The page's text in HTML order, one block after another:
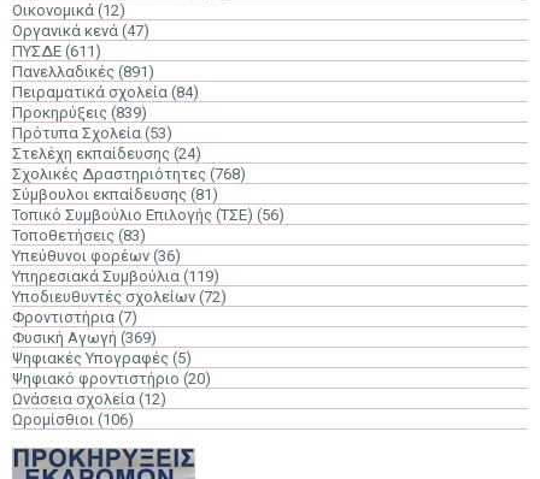
Οικονομικά (12)
Οργανικά κενά (47)
ΠΥΣΔΕ (611)
Πανελλαδικές (891)
Πειραματικά σχολεία (84)
Προκηρύξεις (839)
Πρότυπα Σχολεία (53)
Στελέχη εκπαίδευσης (24)
Σχολικές Δραστηριότητες (768)
Σύμβουλοι εκπαίδευσης (81)
Τοπικό Συμβούλιο Επιλογής (ΤΣΕ) (56)
Τοποθετήσεις (83)
Υπεύθυνοι φορέων (36)
Υπηρεσιακά Συμβούλια (119)
Υποδιευθυντές σχολείων (72)
Φροντιστήρια (7)
Φυσική Αγωγή (369)
Ψηφιακές Υπογραφές (5)
Ψηφιακό φροντιστήριο (20)
Ωνάσεια σχολεία (12)
Ωρομίσθιοι (106)